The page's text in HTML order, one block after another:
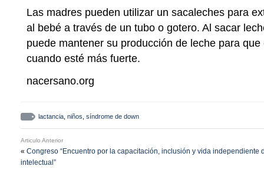
Las madres pueden utilizar un sacaleches para
al bebé a través de un tubo o gotero. Al sacar
puede mantener su producción de leche para
cuando esté más fuerte.
nacersano.org
lactancia niños síndrome de down
Articulo Anterior
« Congreso “Encuentro por la capacitación, inclusión y vida independiente
intelectual”